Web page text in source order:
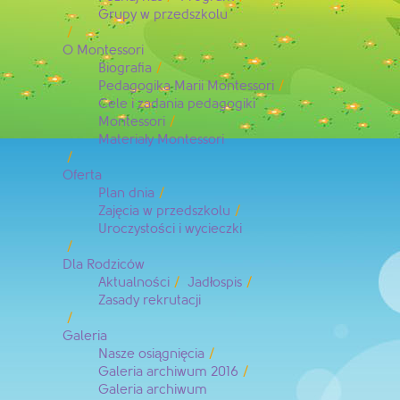
Grupy w przedszkolu
O Montessori
Biografia
Pedagogika Marii Montessori
Cele i zadania pedagogiki
Montessori
Materiały Montessori
Oferta
Plan dnia
Zajęcia w przedszkolu
Uroczystości i wycieczki
Dla Rodziców
Aktualności
Jadłospis
Zasady rekrutacji
Galeria
Nasze osiągnięcia
Galeria archiwum 2016
Galeria archiwum